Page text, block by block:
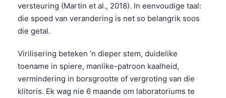
versteuring (Martin et al., 2018). In eenvoudige taal:
die spoed van verandering is net so belangrik soos
die getal.
Virilisering beteken ’n dieper stem, duidelike
toename in spiere, manlike-patroon kaalheid,
vermindering in borsgrootte of vergroting van die
klitoris. Ek wag nie 6 maande om laboratoriums te
فارسی
Български
Dansk
हिन्दी
Bahasa Indonesia